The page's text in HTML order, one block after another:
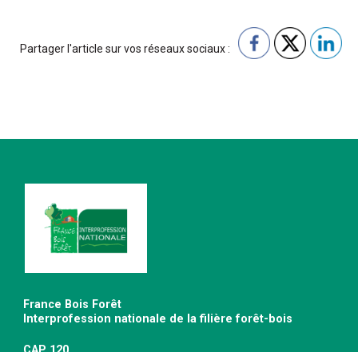
Partager l'article sur vos réseaux sociaux :
France Bois Forêt
Interprofession nationale de la filière forêt-bois